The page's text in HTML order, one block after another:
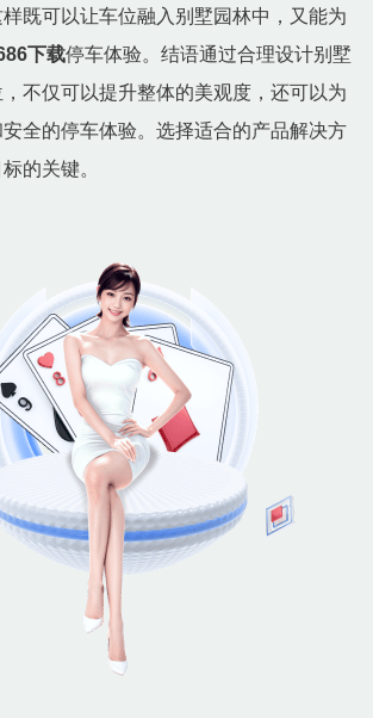
既可以让车位融入别墅园林中，又能为
下载停车体验。结语通过合理设计别墅
不仅可以提升整体的美观度，还可以为
全的停车体验。选择适合的产品解决方
的关键。